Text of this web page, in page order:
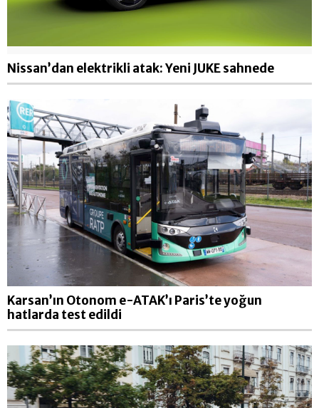
Nissan’dan elektrikli atak: Yeni JUKE sahnede
Karsan’ın Otonom e-ATAK’ı Paris’te yoğun
hatlarda test edildi